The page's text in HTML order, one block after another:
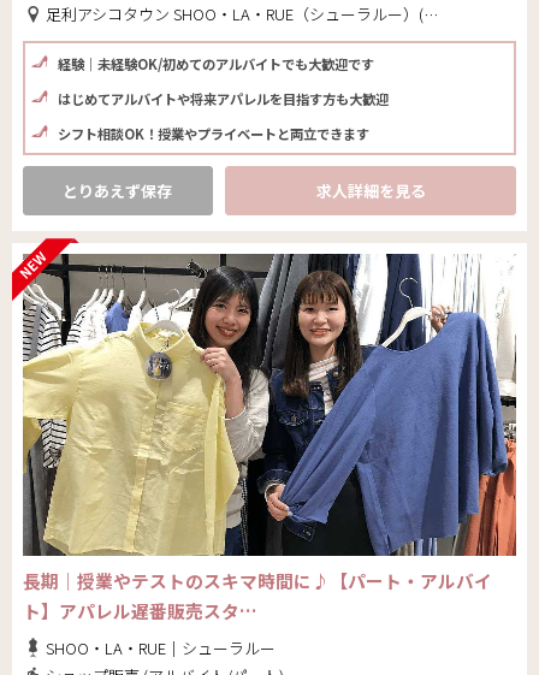
足利アシコタウン SHOO・LA・RUE（シューラルー）(栃木県 足利市)
経験｜未経験OK/初めてのアルバイトでも大歓迎です
はじめてアルバイトや将来アパレルを目指す方も大歓迎
シフト相談OK！授業やプライベートと両立できます
とりあえず保存 求人詳細を見る
長期｜授業やテストのスキマ時間に♪【パート・アルバイ
ト】アパレル遅番販売スタ…
SHOO・LA・RUE｜シューラルー